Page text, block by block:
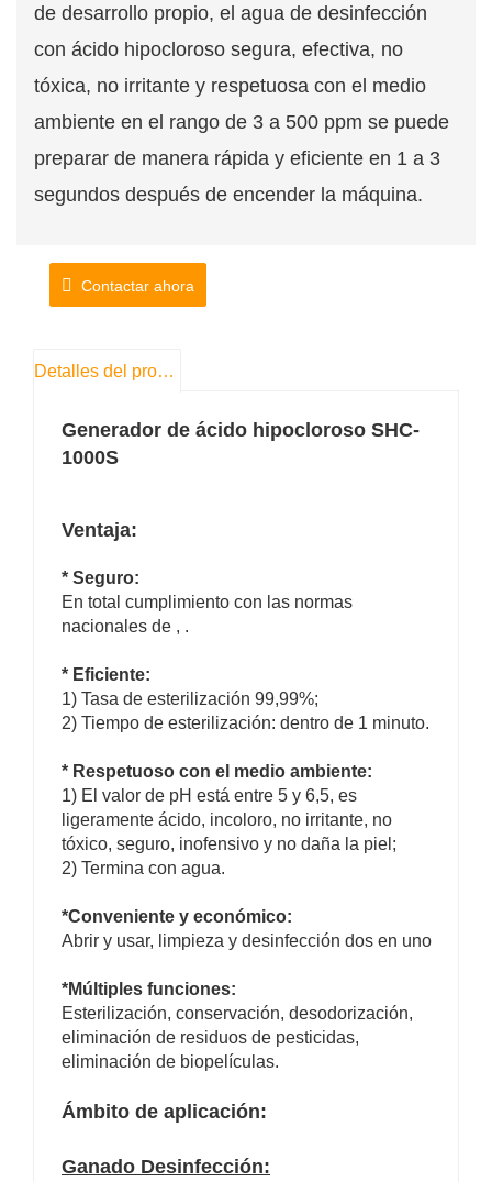
de desarrollo propio, el agua de desinfección
con ácido hipocloroso segura, efectiva, no
tóxica, no irritante y respetuosa con el medio
ambiente en el rango de 3 a 500 ppm se puede
preparar de manera rápida y eficiente en 1 a 3
segundos después de encender la máquina.
Producción de agua: 1000L/hora
Concentración de pH: 2,0-6,5
Contactar ahora
Detalles del producto
Generador de ácido hipocloroso SHC-
1000S
Ventaja:
* Seguro:
En total cumplimiento con las normas
nacionales de , .
* Eficiente:
1) Tasa de esterilización 99,99%;
2) Tiempo de esterilización: dentro de 1 minuto.
* Respetuoso con el medio ambiente:
1) El valor de pH está entre 5 y 6,5, es
ligeramente ácido, incoloro, no irritante, no
tóxico, seguro, inofensivo y no daña la piel;
2) Termina con agua.
*Conveniente y económico:
Abrir y usar, limpieza y desinfección dos en uno
*Múltiples funciones:
Esterilización, conservación, desodorización,
eliminación de residuos de pesticidas,
eliminación de biopelículas.
Ámbito de aplicación:
Ganado Desinfección: